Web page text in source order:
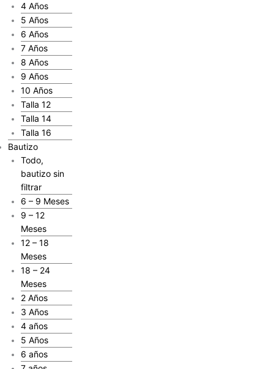
4 Años
5 Años
6 Años
7 Años
8 Años
9 Años
10 Años
Talla 12
Talla 14
Talla 16
Bautizo
Todo,
bautizo sin
filtrar
6 – 9 Meses
9 – 12
Meses
12 – 18
Meses
18 – 24
Meses
2 Años
3 Años
4 años
5 Años
6 años